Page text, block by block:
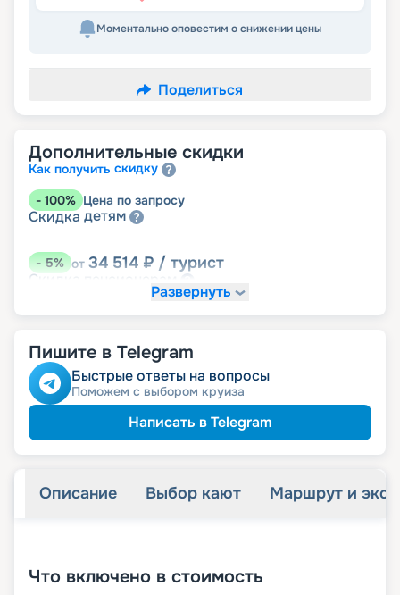
Моментально оповестим о снижении цены
Поделиться
Дополнительные скидки
Как получить скидку
- 100% Цена по запросу
Скидка детям
-5% от 34 514 ₽ / турист
Скидка
Развернуть
Пишите в Telegram
Быстрые ответы на вопросы
Поможем с выбором круиза
Написать в Telegram
Описание Выбор кают Маршрут и
Что включено в стоимость